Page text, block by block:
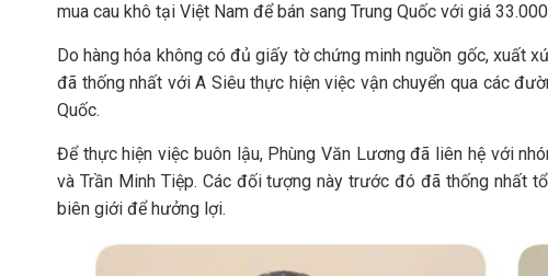
mua cau khô tại Việt Nam để bán sang Trung Quốc với giá
Do hàng hóa không có đủ giấy tờ chứng minh nguồn gốc, xuất
đã thống nhất với A Siêu thực hiện việc vận chuyển qua các
Quốc.
Để thực hiện việc buôn lậu, Phùng Văn Lương đã liên hệ với
và Trần Minh Tiệp. Các đối tượng này trước đó đã thống nhất
biên giới để hưởng lợi.